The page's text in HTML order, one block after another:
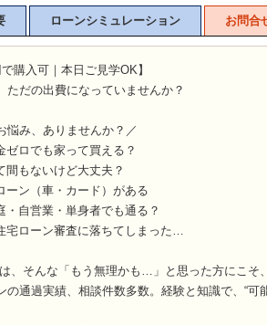
ローンシミュレーション お問合
で購入可｜本日ご見学OK】
ただの出費になっていませんか？
悩み、ありませんか？／
ゼロでも家って買える？
間もないけど大丈夫？
ーン（車・カード）がある
・自営業・単身者でも通る？
宅ローン審査に落ちてしまった…
、そんな「もう無理かも…」と思った方にこそ
の通過実績、相談件数多数。経験と知識で、“可